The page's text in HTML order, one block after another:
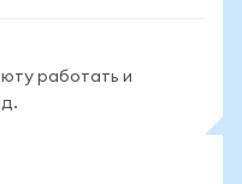
работать и